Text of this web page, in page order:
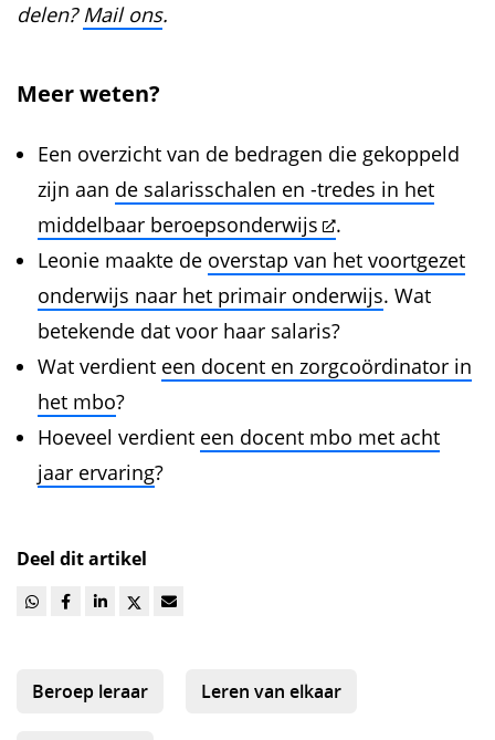
delen?Mail ons.
Meer weten?
Een overzicht van de bedragen die gekoppeld
zijn aan de salarisschalen en -tredes in het
middelbaar beroepsonderwijs
.
Leonie maakte de overstap van het voortgezet
onderwijs naar het primair onderwijs. Wat
betekende dat voor haar salaris?
Wat verdient een docent en zorgcoördinator in
het mbo?
Hoeveel verdient een docent mbo met acht
jaar ervaring?
Deel dit artikel
Beroep leraar Leren van elkaar